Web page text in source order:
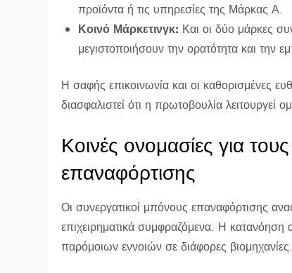
προϊόντα ή τις υπηρεσίες της Μάρκας Α.
Κοινό Μάρκετινγκ: Και οι δύο μάρκες
μεγιστοποιήσουν την ορατότητα και την
Η σαφής επικοινωνία και οι καθορισμένες
διασφαλιστεί ότι η πρωτοβουλία λειτουργεί
Κοινές ονομασίες για
επαναφόρτισης
Οι συνεργατικοί μπόνους επαναφόρτισης
επιχειρηματικά συμφραζόμενα. Η
παρόμοιων εννοιών σε διάφορες βιομηχανίες.